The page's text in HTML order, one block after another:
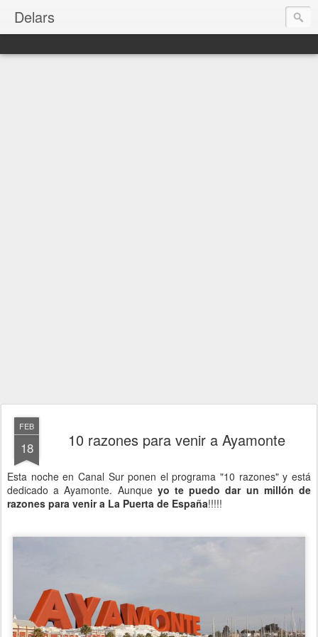
Delars
FEB
18 10 razones para venir a Ayamonte
Esta noche en Canal Sur ponen el programa "10 razones" y está
dedicado a Ayamonte. Aunque yo te puedo dar un millón de
razones para venir a La Puerta de España!!!!!